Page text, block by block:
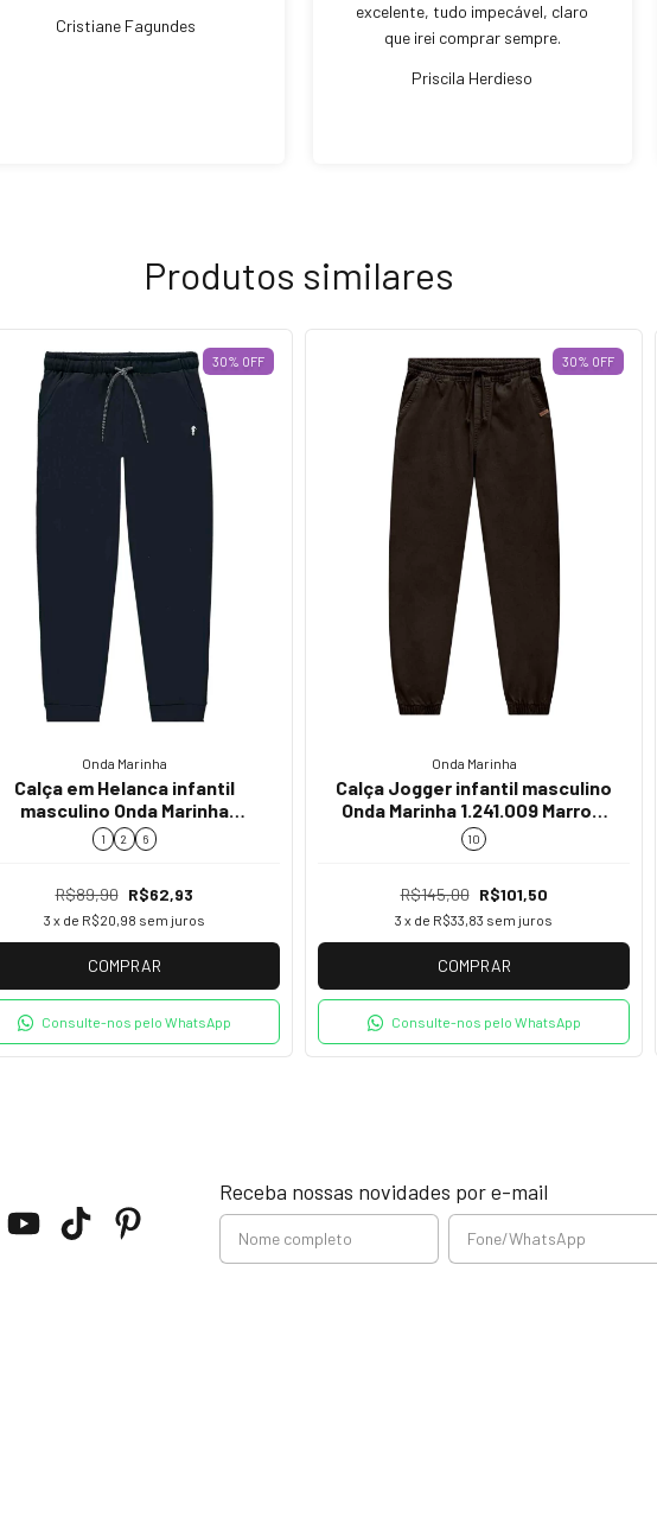
Cristiane Fagundes
excelente, tudo impecável, claro
que irei comprar sempre.
Priscila Herdieso
Produtos similares
30% OFF
Onda Marinha
Calça em Helanca infantil
masculino Onda Marinha
5.241.046 inverno menino
1 2 6
R$89,90 R$62,93
3 x de R$20,98 sem juros
COMPRAR
Consulte-nos pelo WhatsApp
30% OFF
Onda Marinha
Calça Jogger infantil masculino
Onda Marinha 1.241.009 Marrom
inverno menino
10
R$145,00 R$101,50
3 x de R$33,83 sem juros
COMPRAR
Consulte-nos pelo WhatsApp
Receba nossas novidades por e-mail